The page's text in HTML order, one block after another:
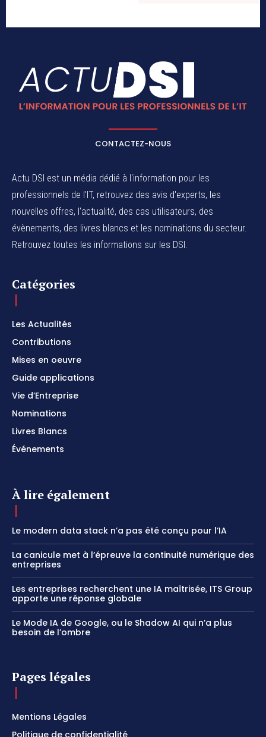
CONTACTEZ-NOUS
Actu DSI est un média dédié à l'information pour les
professionnels de l'IT, retrouvez des avis d'experts, les
nouvelles offres, l'actualité, des cas utilisateurs, des
évènements, des livres blancs et les nominations du secteur.
Retrouvez toutes les informations sur les DSI.
Catégories
Les Actualités
Contributions
Mises en oeuvre
Guide applications
Vie d’Entreprise
Nominations
Livres Blancs
Événements
À lire également
Le modern data stack n’a pas été conçu pour l’IA
La canicule met à l’épreuve la continuité numérique des
entreprises
Les entreprises recherchent une IA maîtrisée, ITS Group
apporte une réponse globale
Le Mode IA de Google, ou le Shadow AI qui n’a plus
besoin de l’ombre
Pages légales
Mentions Légales